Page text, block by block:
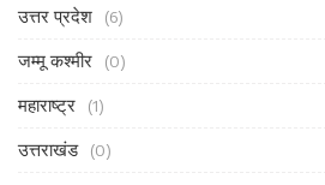
उत्तर प्रदेश (6)
जम्मू कश्मीर (0)
महाराष्ट्र (1)
उत्तराखंड (0)